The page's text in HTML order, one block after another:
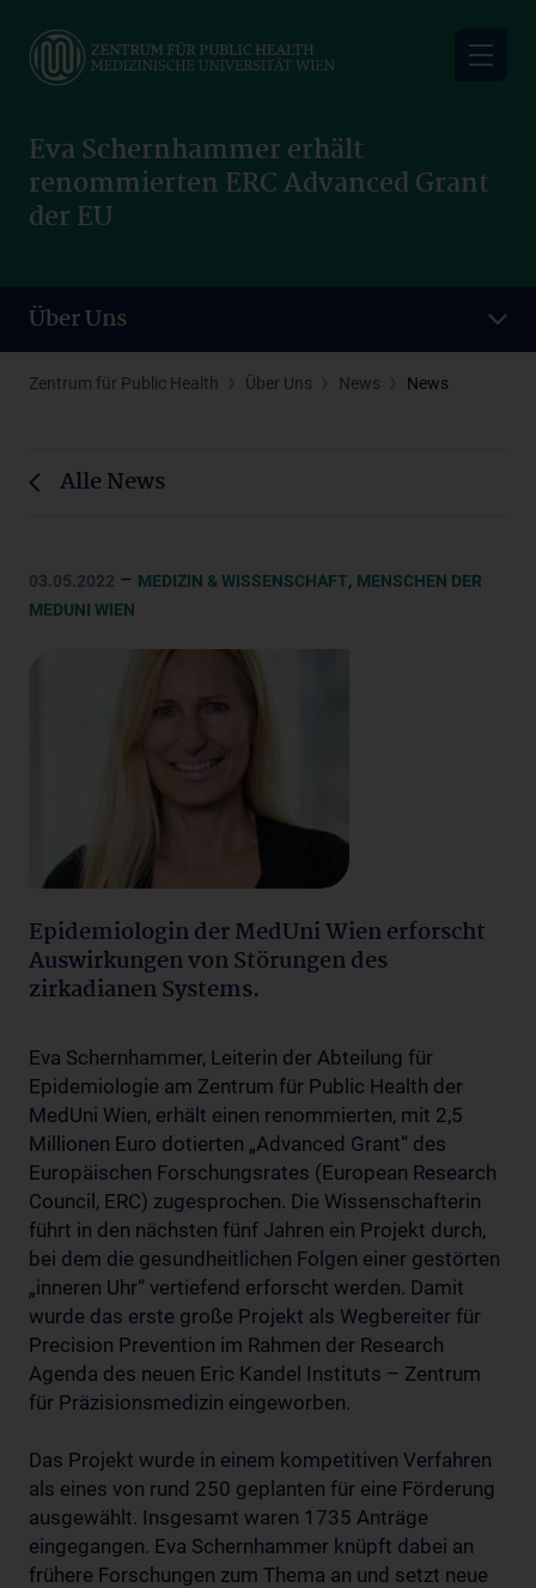
main
Eva Schernhammer erhält
renommierten ERC Advanced Grant
der EU
Über Uns
Zentrum für Public Health Über Uns News News
Alle News
03.05.2022 – MEDIZIN & WISSENSCHAFT, MENSCHEN DER
MEDUNI WIEN
Epidemiologin der MedUni Wien erforscht
Auswirkungen von Störungen des
zirkadianen Systems.
Eva Schernhammer, Leiterin der Abteilung für
Epidemiologie am Zentrum für Public Health der
MedUni Wien, erhält einen renommierten, mit 2,5
Millionen Euro dotierten „Advanced Grant“ des
Europäischen Forschungsrates (European Research
Council, ERC) zugesprochen. Die Wissenschafterin
führt in den nächsten fünf Jahren ein Projekt durch,
bei dem die gesundheitlichen Folgen einer gestörten
„inneren Uhr“ vertiefend erforscht werden. Damit
wurde das erste große Projekt als Wegbereiter für
Precision Prevention im Rahmen der Research
Agenda des neuen Eric Kandel Instituts – Zentrum
für Präzisionsmedizin eingeworben.
Das Projekt wurde in einem kompetitiven Verfahren
als eines von rund 250 geplanten für eine Förderung
ausgewählt. Insgesamt waren 1735 Anträge
eingegangen. Eva Schernhammer knüpft dabei an
frühere Forschungen zum Thema an und setzt neue